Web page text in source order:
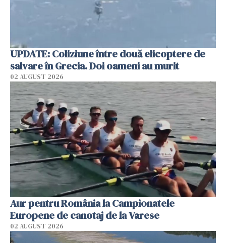
UPDATE: Coliziune între două elicoptere de
salvare în Grecia. Doi oameni au murit
02 AUGUST 2026
Aur pentru România la Campionatele
Europene de canotaj de la Varese
02 AUGUST 2026